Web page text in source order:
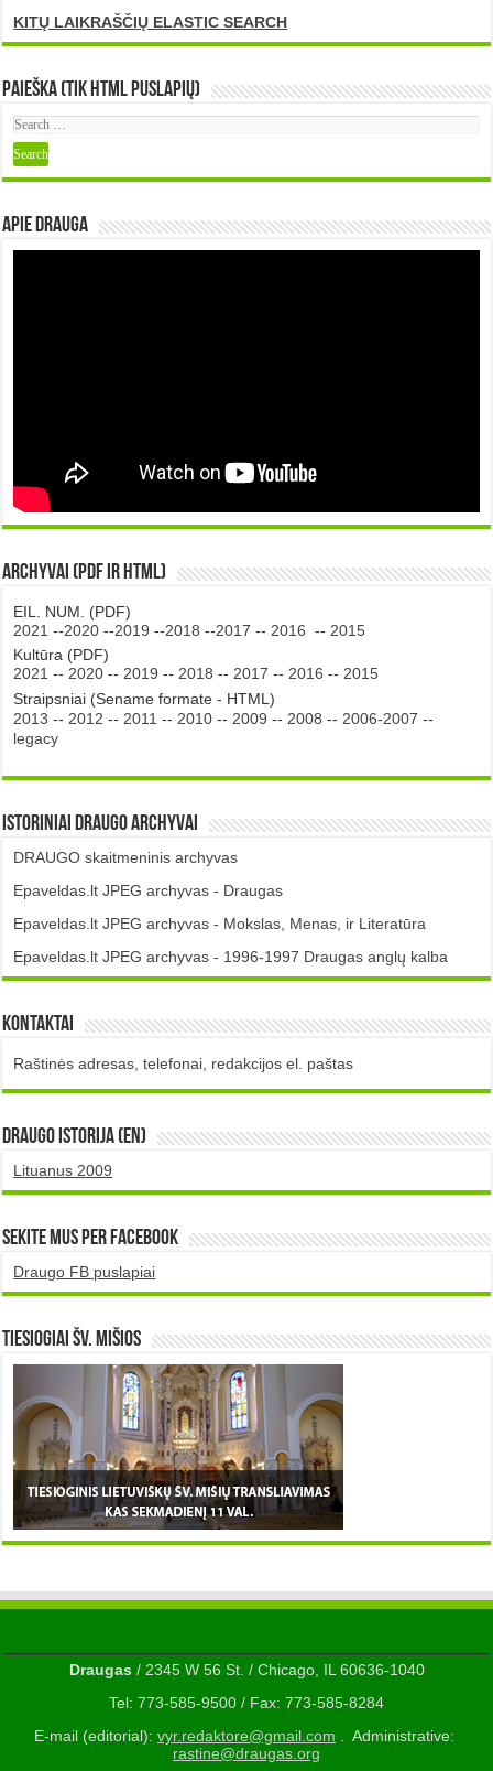
KITŲ LAIKRAŠČIŲ ELASTIC SEARCH
Paieška (tik HTML puslapių)
Apie DRAUGA
Archyvai (PDF ir HTML)
EIL. NUM. (PDF)
2021 --2020 --2019 --2018 --2017 -- 2016 -- 2015
Kultūra (PDF)
2021 -- 2020 -- 2019 -- 2018 -- 2017 -- 2016 -- 2015
Straipsniai (Sename formate - HTML)
2013 -- 2012 -- 2011 -- 2010 -- 2009 -- 2008 -- 2006-2007 --
legacy
Istoriniai DRAUGO Archyvai
DRAUGO skaitmeninis archyvas
Epaveldas.lt JPEG archyvas - Draugas
Epaveldas.lt JPEG archyvas - Mokslas, Menas, ir Literatūra
Epaveldas.lt JPEG archyvas - 1996-1997 Draugas anglų kalba
Kontaktai
Raštinės adresas, telefonai, redakcijos el. paštas
DRAUGO istorija (EN)
Lituanus 2009
Sekite mus per Facebook
Draugo FB puslapiai
TIESIOGIAI šv. MIŠIOS
Draugas/ 2345 W 56 St. / Chicago, IL 60636-1040
Tel: 773-585-9500 / Fax: 773-585-8284
E-mail (editorial): vyr.redaktore@gmail.com . Administrative:
rastine@draugas.org